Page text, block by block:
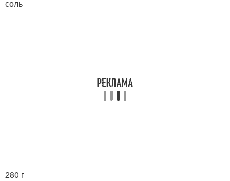
соль
280 г